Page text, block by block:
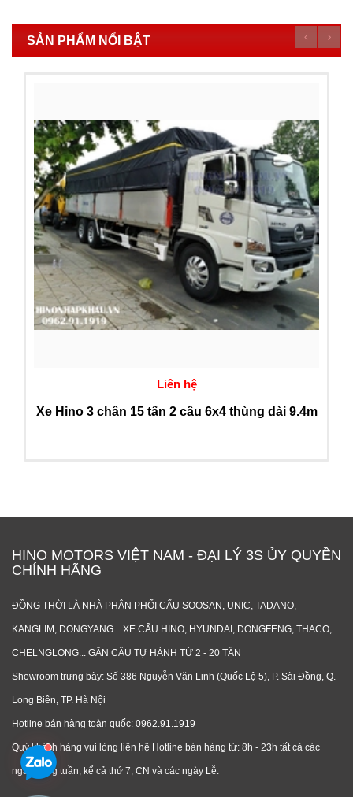
SẢN PHẨM NỔI BẬT
Liên hệ
Xe Hino 3 chân 15 tấn 2 cầu 6x4 thùng dài 9.4m
HINO MOTORS VIỆT NAM - ĐẠI LÝ 3S ỦY QUYỀN
CHÍNH HÃNG
ĐỒNG THỜI LÀ NHÀ PHÂN PHỐI CẨU SOOSAN, UNIC, TADANO,
KANGLIM, DONGYANG... XE CẨU HINO, HYUNDAI, DONGFENG, THACO,
CHELNGLONG... GẮN CẨU TỰ HÀNH TỪ 2 - 20 TẤN
Showroom trưng bày: Số 386 Nguyễn Văn Linh (Quốc Lộ 5), P. Sài Đồng, Q.
Long Biên, TP. Hà Nội
Hotline bán hàng toàn quốc: 0962.91.1919
Quý khách hàng vui lòng liên hệ Hotline bán hàng từ: 8h - 23h tất cả các
ngày trong tuần, kể cả thứ 7, CN và các ngày Lễ.